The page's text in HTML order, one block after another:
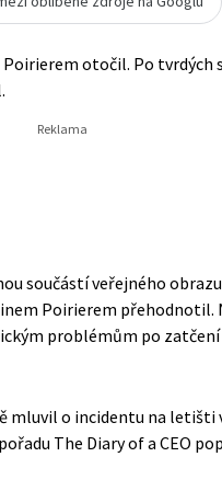
otočil. Po tvrdých
součástí veřejného
Poirierem přehodnotil.
problémům po
mluvil o incidentu na letišti
The Diary of a CEO